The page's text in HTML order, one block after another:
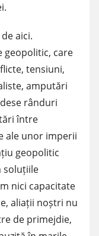
aici.
care
tensiuni,
amputări
rânduri
între
ale unor imperii
geopolitic
soluțiile
nici capacitate
aliații noștri nu
de primejdie,